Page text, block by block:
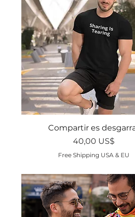
Vista rápida
Compartir es
Precio
40,00 US$
Free Shipping USA & EU